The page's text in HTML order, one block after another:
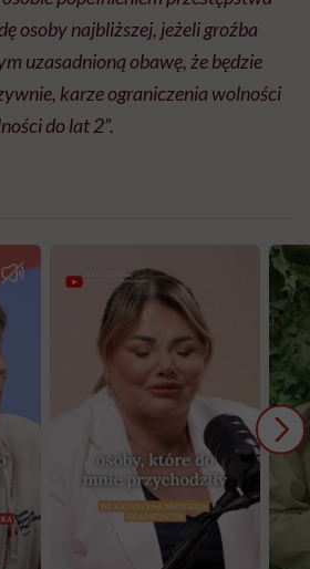
osoby najbliższej, jeżeli groźba
uzasadnioną obawę, że będzie
karze ograniczenia wolności
do lat 2”.